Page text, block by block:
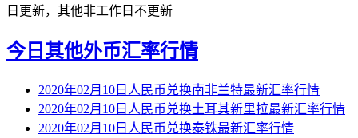
日更新，其他非工作日不更新
今日其他外币汇率行情
2020年02月10日人民币兑换南非兰特最新汇率行情
2020年02月10日人民币兑换土耳其新里拉最新汇率行情
2020年02月10日人民币兑换泰铢最新汇率行情